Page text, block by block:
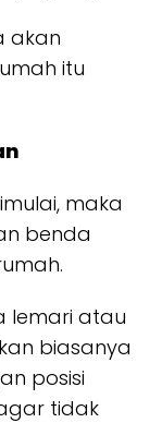
akan
itu
maka
benda
lemari atau
biasanya
posisi
tidak